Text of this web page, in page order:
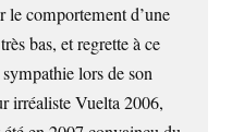
le comportement d’une
bas, et regrette à ce
lors de son
irréaliste Vuelta 2006,